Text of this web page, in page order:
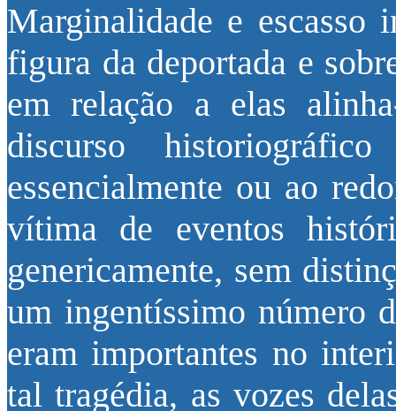
Marginalidade e escasso
figura da deportada e
em relação a elas
discurso
essencialmente ou ao
vítima de eventos
genericamente, sem
um ingentíssimo número
eram importantes no
tal tragédia, as vozes